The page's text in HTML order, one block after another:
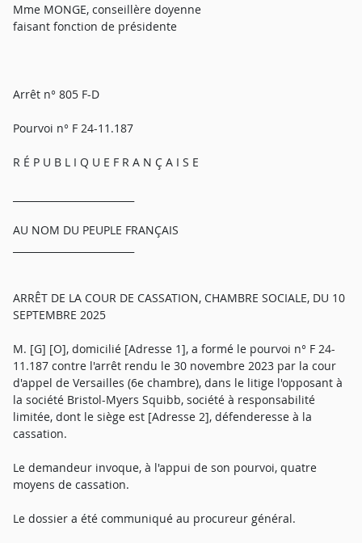
Mme MONGE, conseillère doyenne
faisant fonction de présidente
Arrêt n° 805 F-D
Pourvoi n° F 24-11.187
R É P U B L I Q U E F R A N Ç A I S E
AU NOM DU PEUPLE FRANÇAIS
ARRÊT DE LA COUR DE CASSATION, CHAMBRE SOCIALE, DU 10
SEPTEMBRE 2025
M. [G] [O], domicilié [Adresse 1], a formé le pourvoi n° F 24-
11.187 contre l'arrêt rendu le 30 novembre 2023 par la cour
d'appel de Versailles (6e chambre), dans le litige l'opposant à
la société Bristol-Myers Squibb, société à responsabilité
limitée, dont le siège est [Adresse 2], défenderesse à la
cassation.
Le demandeur invoque, à l'appui de son pourvoi, quatre
moyens de cassation.
Le dossier a été communiqué au procureur général.